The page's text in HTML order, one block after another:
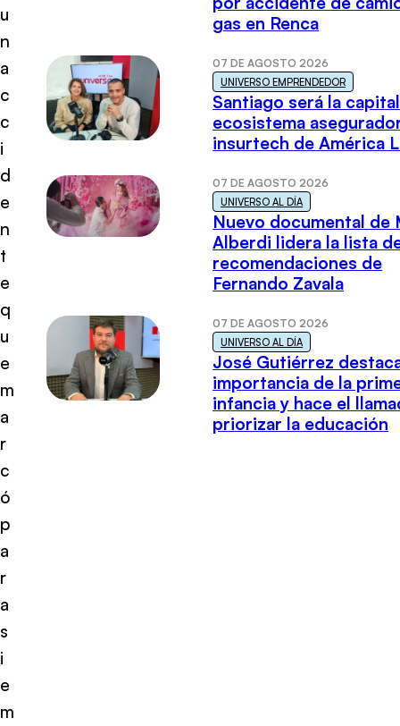
u
n
a
c
c
i
d
e
n
t
e
q
u
e
m
a
r
c
ó
p
a
r
a
s
i
e
m
gas en Renca
07 DE AGOSTO 2026
UNIVERSO EMPRENDEDOR
Santiago será la
ecosistema
insurtech de América
07 DE AGOSTO 2026
UNIVERSO AL DÍA
Nuevo documental de
Alberdi lidera la lista
recomendaciones de
Fernando Zavala
07 DE AGOSTO 2026
UNIVERSO AL DÍA
José Gutiérrez
importancia de la
infancia y hace el
priorizar la educación